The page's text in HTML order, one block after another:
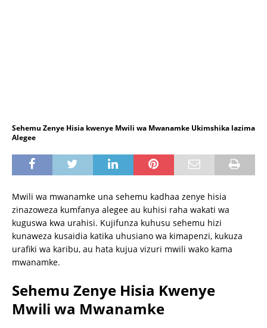
Sehemu Zenye Hisia kwenye Mwili wa Mwanamke Ukimshika lazima
Alegee
Mwili wa mwanamke una sehemu kadhaa zenye hisia
zinazoweza kumfanya alegee au kuhisi raha wakati wa
kuguswa kwa urahisi. Kujifunza kuhusu sehemu hizi
kunaweza kusaidia katika uhusiano wa kimapenzi, kukuza
urafiki wa karibu, au hata kujua vizuri mwili wako kama
mwanamke.
Sehemu Zenye Hisia Kwenye
Mwili wa Mwanamke